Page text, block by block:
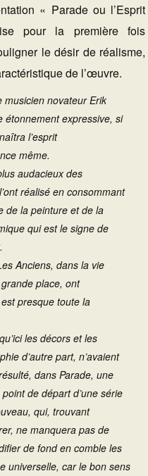
« Parade ou l’Esprit
pour la première fois
le désir de réalisme,
de l’œuvre.
musicien novateur Erik
étonnement expressive, si
l’esprit
même.
audacieux des
réalisé en consommant
de la peinture et de la
qui est le signe de
Anciens, dans la vie
place, ont
presque toute la
les décors et les
d’autre part, n’avaient
dans Parade, une
de départ d’une série
qui, trouvant
ne manquera pas de
de fond en comble les
universelle, car le bon sens